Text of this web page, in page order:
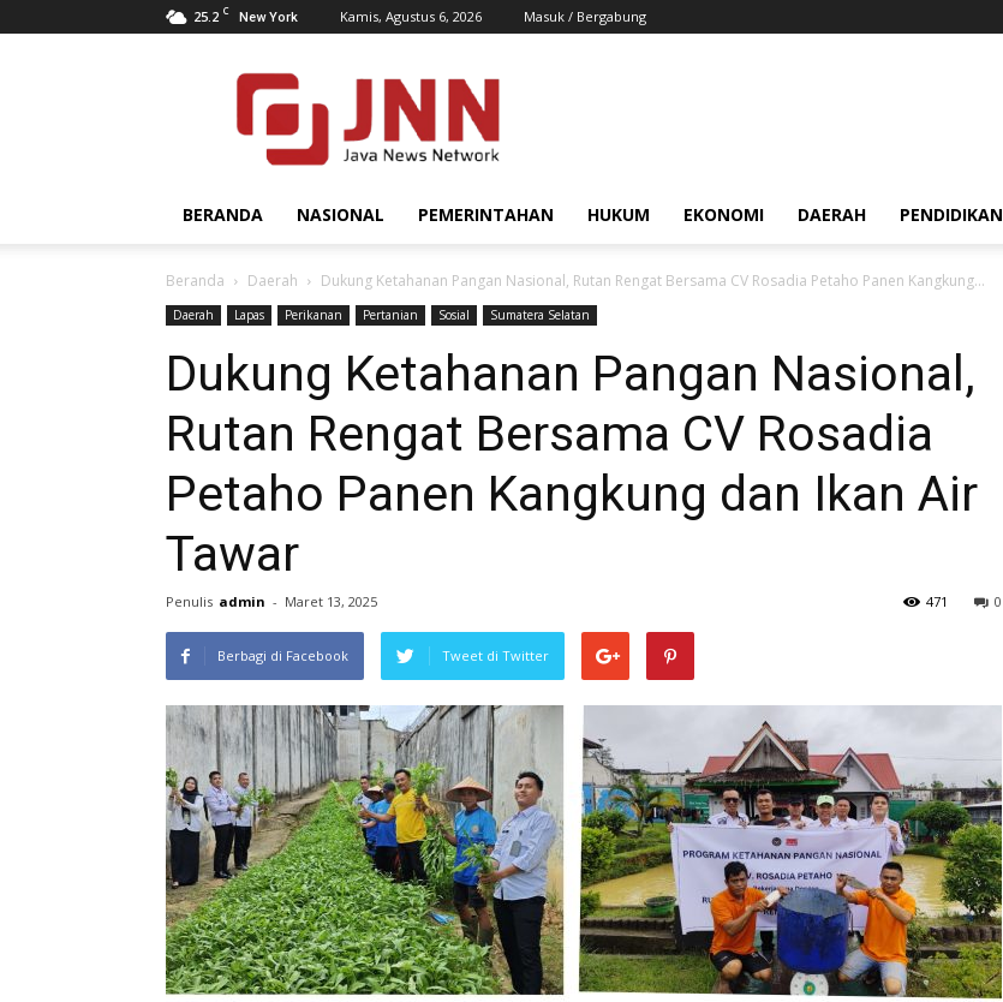
25.2 C New York Kamis, Agustus 6, 2026 Masuk / Bergabung
JNN.co.id
BERANDA NASIONAL PEMERINTAHAN HUKUM EKONOMI DAERAH PENDIDIKAN
Beranda Daerah Dukung Ketahanan Pangan Nasional, Rutan Rengat Bersama CV Rosadia Petaho Panen Kangkung...
Daerah Lapas Perikanan Pertanian Sosial Sumatera Selatan
Dukung Ketahanan Pangan Nasional,
Rutan Rengat Bersama CV Rosadia
Petaho Panen Kangkung dan Ikan Air
Tawar
Penulis admin - Maret 13, 2025 0
471
Berbagi di Facebook Tweet di Twitter